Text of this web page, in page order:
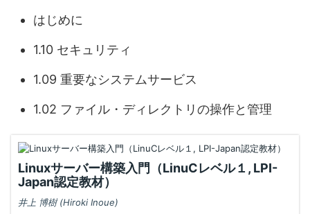
はじめに
1.10 セキュリティ
1.09 重要なシステムサービス
1.02 ファイル・ディレクトリの操作と管理
Linuxサーバー構築入門（LinuCレベル１, LPI-
Japan認定教材）
井上 博樹 (Hiroki Inoue)